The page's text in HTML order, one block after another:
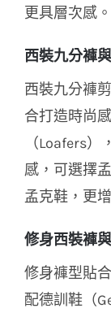
更具層次感。
西裝九分褲
西裝九分褲
合打造時尚
（Loafers
感，可選擇
孟克鞋，更
修身西裝褲
修身褲型貼
配德訓鞋（